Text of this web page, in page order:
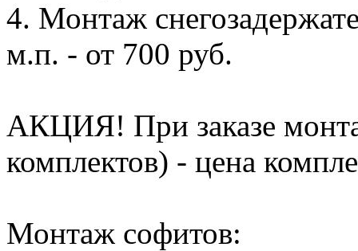
4. Монтаж
м.п. - от 700 руб.
АКЦИЯ! При заказе
комплектов) - цена
Монтаж софитов: